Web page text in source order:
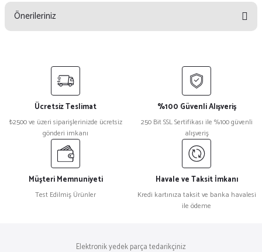
Yorum Yaz
Önerileriniz
yetersiz gördüğünüz noktaları öneri formunu kullanarak tarafımıza
Görüş ve önerileriniz için teşekkür ederiz.
Ürün resmi kalitesiz, bozuk veya görüntülenemiyor.
Ürün açıklamasında eksik bilgiler bulunuyor.
Ürün bilgilerinde hatalar bulunuyor.
Ürün fiyatı diğer sitelerden daha pahalı.
Bu ürüne benzer farklı alternatifler olmalı.
Ücretsiz Teslimat
₺2500 ve üzeri siparişlerinizde ücretsiz
gönderi imkanı
%100 Güvenli Alışveriş
250 Bit SSL Sertifikası ile %100 güvenli
alışveriş
Müşteri Memnuniyeti
Test Edilmiş Ürünler
Havale ve Taksit İmkanı
Kredi kartınıza taksit ve banka havalesi
ile ödeme
Elektronik yedek parça tedarikçiniz